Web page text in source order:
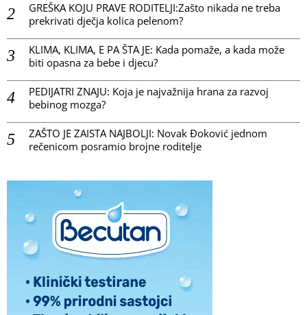
GREŠKA KOJU PRAVE RODITELJI:Zašto nikada ne treba
prekrivati dječja kolica pelenom?
KLIMA, KLIMA, E PA ŠTA JE: Kada pomaže, a kada može
biti opasna za bebe i djecu?
PEDIJATRI ZNAJU: Koja je najvažnija hrana za razvoj
bebinog mozga?
ZAŠTO JE ZAISTA NAJBOLJI: Novak Đoković jednom
rečenicom posramio brojne roditelje